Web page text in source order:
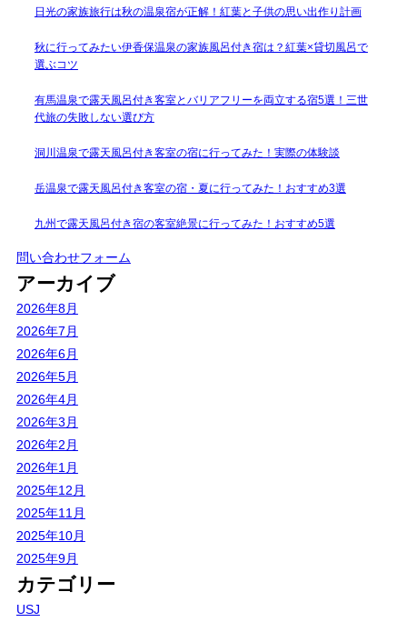
日光の家族旅行は秋の温泉宿が正解！紅葉と子供の思い出作り計画
秋に行ってみたい伊香保温泉の家族風呂付き宿は？紅葉×貸切風呂で
選ぶコツ
有馬温泉で露天風呂付き客室とバリアフリーを両立する宿5選！三世
代旅の失敗しない選び方
洞川温泉で露天風呂付き客室の宿に行ってみた！実際の体験談
岳温泉で露天風呂付き客室の宿・夏に行ってみた！おすすめ3選
九州で露天風呂付き宿の客室絶景に行ってみた！おすすめ5選
問い合わせフォーム
アーカイブ
2026年8月
2026年7月
2026年6月
2026年5月
2026年4月
2026年3月
2026年2月
2026年1月
2025年12月
2025年11月
2025年10月
2025年9月
カテゴリー
USJ